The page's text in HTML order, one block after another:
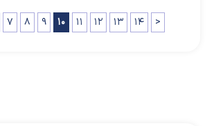
۷ ۸ ۹ ۱۰ ۱۱ ۱۲ ۱۳ ۱۴ >